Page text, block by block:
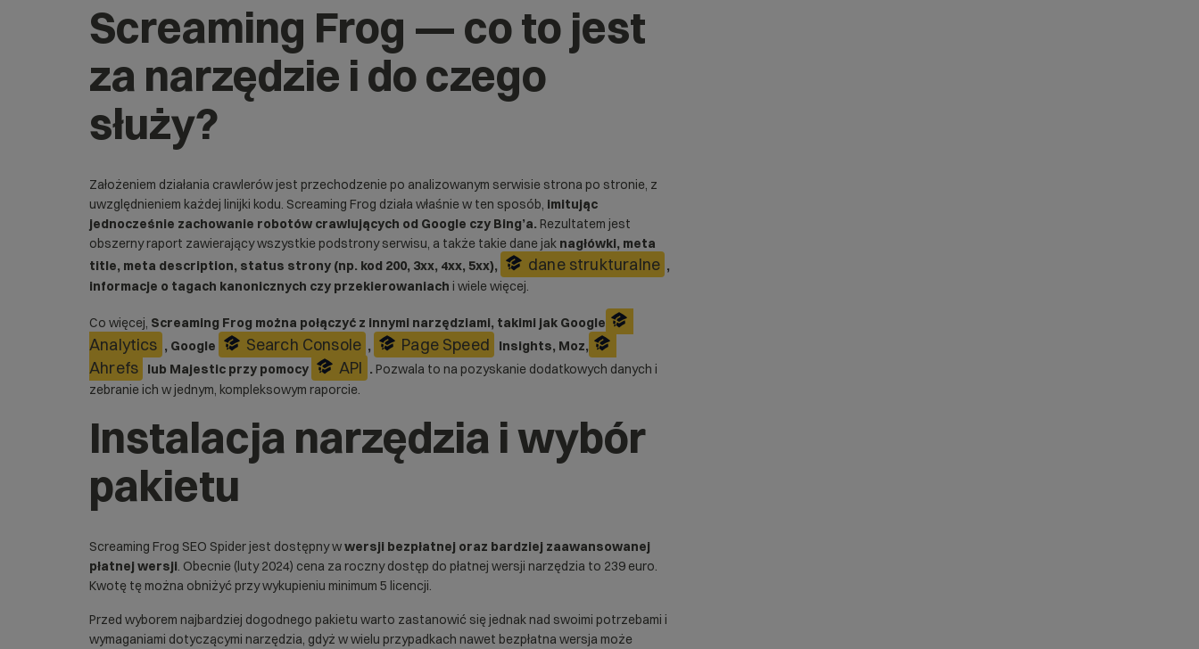
Screaming Frog — co to jest
za narzędzie i do czego
służy?
Założeniem działania crawlerów jest przechodzenie po analizowanym serwisie strona po stronie, z
uwzględnieniem każdej linijki kodu. Screaming Frog działa właśnie w ten sposób, imitując
jednocześnie zachowanie robotów crawlujących od Google czy Bing’a. Rezultatem jest
obszerny raport zawierający wszystkie podstrony serwisu, a także takie dane jak nagłówki, meta
title, meta description, status strony (np. kod 200, 3xx, 4xx, 5xx),
dane strukturalne ,
informacje o tagach kanonicznych czy przekierowaniach i wiele więcej.
Co więcej, Screaming Frog można połączyć z innymi narzędziami, takimi jak Google
Analytics , Google Search Console , Page Speed Insights, Moz,
Ahrefs lub Majestic przy pomocy API . Pozwala to na pozyskanie dodatkowych danych i
zebranie ich w jednym, kompleksowym raporcie.
Instalacja narzędzia i wybór
pakietu
Screaming Frog SEO Spider jest dostępny wwersji bezpłatnej oraz bardziej zaawansowanej
płatnej wersji. Obecnie (luty 2024) cena za roczny dostęp do płatnej wersji narzędzia to 239 euro.
Kwotę tę można obniżyć przy wykupieniu minimum 5 licencji.
Przed wyborem najbardziej dogodnego pakietu warto zastanowić się jednak nad swoimi potrzebami i
wymaganiami dotyczącymi narzędzia, gdyż w wielu przypadkach nawet bezpłatna wersja może